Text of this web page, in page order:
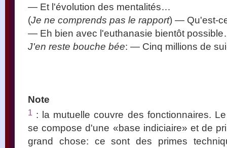
— Et l'évolution des mentalités…
(Je ne comprends pas le rapport) — Qu'est-
— Eh bien avec l'euthanasie bientôt
J'en reste bouche bée: — Cinq millions de
Note
1 : la mutuelle couvre des fonctionnaires.
se compose d'une «base indiciaire» et de
grand chose: ce sont des primes